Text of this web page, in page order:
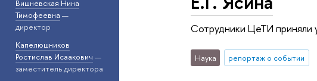
Вишневская Нина
Тимофеевна —
директор
Капелюшников
Ростислав Исаакович —
заместитель директора
Сотрудники ЦеТИ приняли
Наука репортаж о событии